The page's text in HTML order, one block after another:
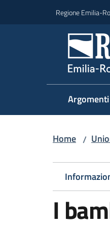
Regione Emilia-
Argomenti
Home /
I